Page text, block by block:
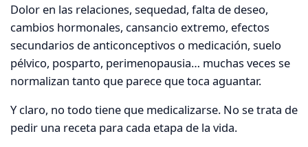
Dolor en las relaciones, sequedad, falta de deseo,
cambios hormonales, cansancio extremo, efectos
secundarios de anticonceptivos o medicación, suelo
pélvico, posparto, perimenopausia… muchas veces se
normalizan tanto que parece que toca aguantar.
Y claro, no todo tiene que medicalizarse. No se trata de
pedir una receta para cada etapa de la vida.